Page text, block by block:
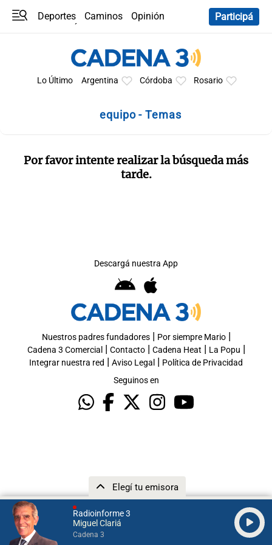
Radioinforme 3
Miguel Clariá
Cadena 3
Elegí tu emisora
Deportes Caminos
Opinión
Participá
Lo Último Argentina Córdoba Rosario
equipo - Temas
Por favor intente realizar la búsqueda más
tarde.
Descargá nuestra App
Nuestros padres fundadores| Por siempre Mario|
Cadena 3 Comercial | Contacto| Cadena Heat | La Popu |
Integrar nuestra red | Aviso Legal | Política de Privacidad
Seguinos en